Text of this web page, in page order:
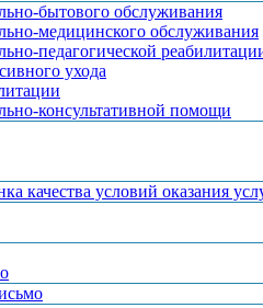
бытового обслуживания
медицинского обслуживания
педагогической
ухода
консультативной помощи
качества условий оказания